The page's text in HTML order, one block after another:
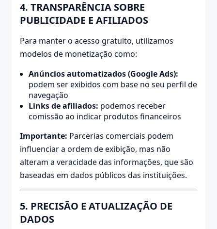
4. TRANSPARÊNCIA SOBRE
PUBLICIDADE E AFILIADOS
Para manter o acesso gratuito, utilizamos
modelos de monetização como:
Anúncios automatizados (Google Ads):
podem ser exibidos com base no seu perfil de
navegação
Links de afiliados: podemos receber
comissão ao indicar produtos financeiros
Importante: Parcerias comerciais podem
influenciar a ordem de exibição, mas não
alteram a veracidade das informações, que são
baseadas em dados públicos das instituições.
5. PRECISÃO E ATUALIZAÇÃO DE
DADOS